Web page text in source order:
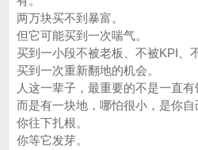
两万块买不到暴富。
但它可能买到一次喘气。
买到一小段不被老板、不被KPI、
买到一次重新翻地的机会。
人这一辈子，最重要的不是一直有
而是有一块地，哪怕很小，是你自
你往下扎根。
你等它发芽。